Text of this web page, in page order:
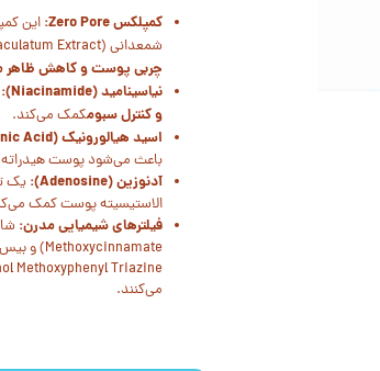
کمپلکس Zero Pore:
این
شمعدانی (Geranium Maculatum Extract) و روغن درخت چای (Tea Tree Oil) است که به
چربی پوست و کاهش ظاهر
نیاسینامید (Niacinamide):
و کنترل سبومکمک می‌کند.
اسید هیالورونیک (Hyaluronic Acid):
باعث می‌شود پوست هیدراته
آدنوزین (Adenosine):
یک
الاستیسیته پوست کمک
فیلترهای شیمیایی مدرن:
می‌کنند.